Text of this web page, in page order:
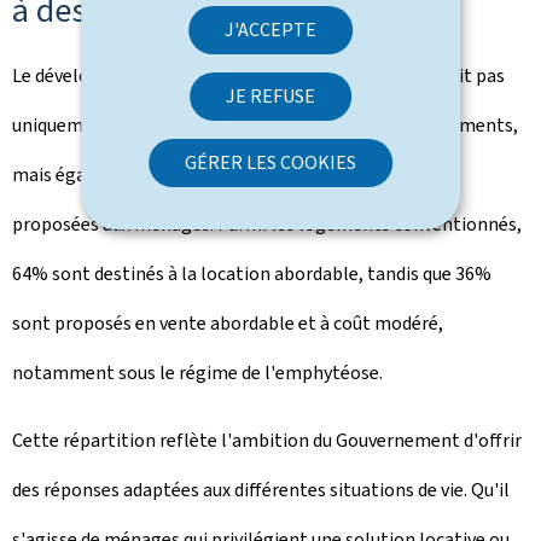
J'ACCEPTE
JE REFUSE
GÉRER LES COOKIES
à des besoins variés
Le développement du logement abordable ne se traduit pas
uniquement par une augmentation du nombre de logements,
mais également par une diversification des solutions
proposées aux ménages. Parmi les logements conventionnés,
64% sont destinés à la location abordable, tandis que 36%
sont proposés en vente abordable et à coût modéré,
notamment sous le régime de l'emphytéose.
Cette répartition reflète l'ambition du Gouvernement d'offrir
des réponses adaptées aux différentes situations de vie. Qu'il